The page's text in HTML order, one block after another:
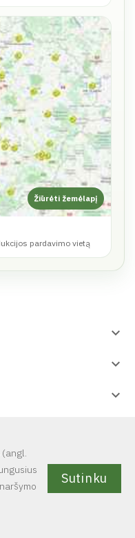
pardavimo vietą
keyboard_arrow_down
keyboard_arrow_down
keyboard_arrow_down
Sutinku
esanti informacijayra